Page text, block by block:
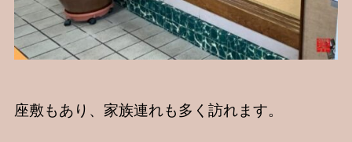
座敷もあり、家族連れも多く訪れます。